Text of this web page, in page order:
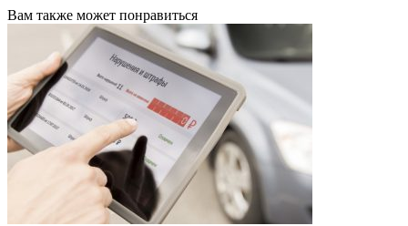
Вам также может понравиться